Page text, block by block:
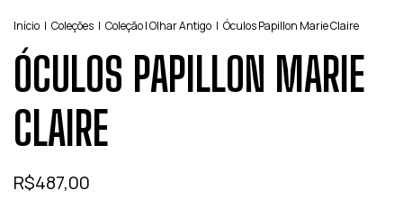
Início | Coleções | Coleção | Olhar Antigo | Óculos Papillon Marie Claire
ÓCULOS PAPILLON MARIE
CLAIRE
R$487,00